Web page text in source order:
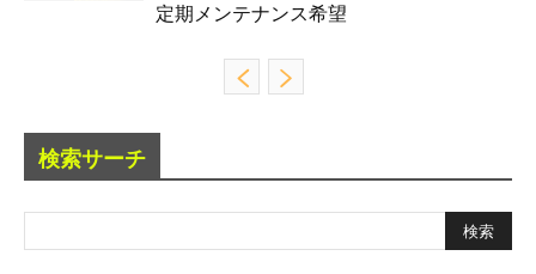
定期メンテナンス希望
検索サーチ